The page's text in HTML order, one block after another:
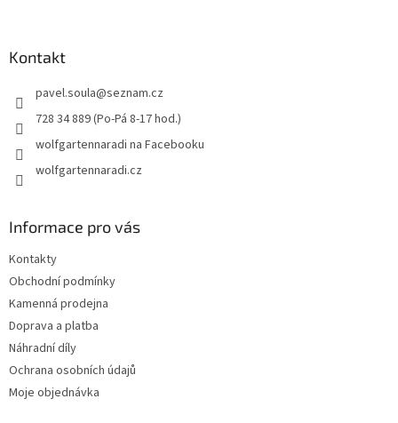
Kontakt
pavel.soula@seznam.cz
728 34 889 (Po-Pá 8-17 hod.)
wolfgartennaradi na Facebooku
wolfgartennaradi.cz
Informace pro vás
Kontakty
Obchodní podmínky
Kamenná prodejna
Doprava a platba
Náhradní díly
Ochrana osobních údajů
Moje objednávka